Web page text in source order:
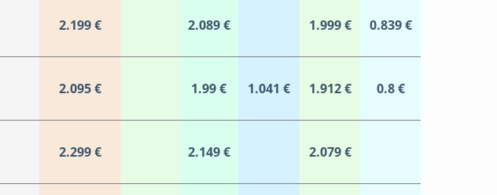
2.199 € 2.089 € 1.999 € 0.839 €
2.095 € 1.99 € 1.041 € 1.912 € 0.8 €
2.299 € 2.149 € 2.079 €